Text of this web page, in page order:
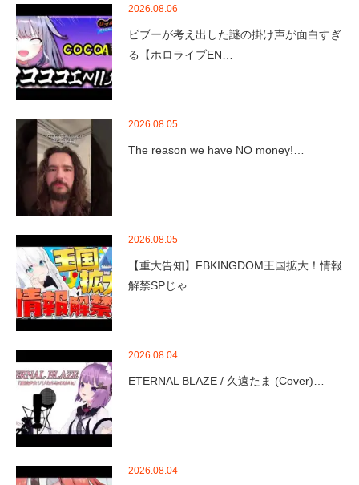
2026.08.06
ビブーが考え出した謎の掛け声が面白すぎ
る【ホロライブEN…
2026.08.05
The reason we have NO money!…
2026.08.05
【重大告知】FBKINGDOM王国拡大！情報
解禁SPじゃ…
2026.08.04
ETERNAL BLAZE / 久遠たま (Cover)…
2026.08.04